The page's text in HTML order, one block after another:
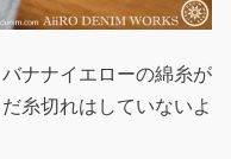
ナナイエローの綿糸が
糸切れはしていないよ